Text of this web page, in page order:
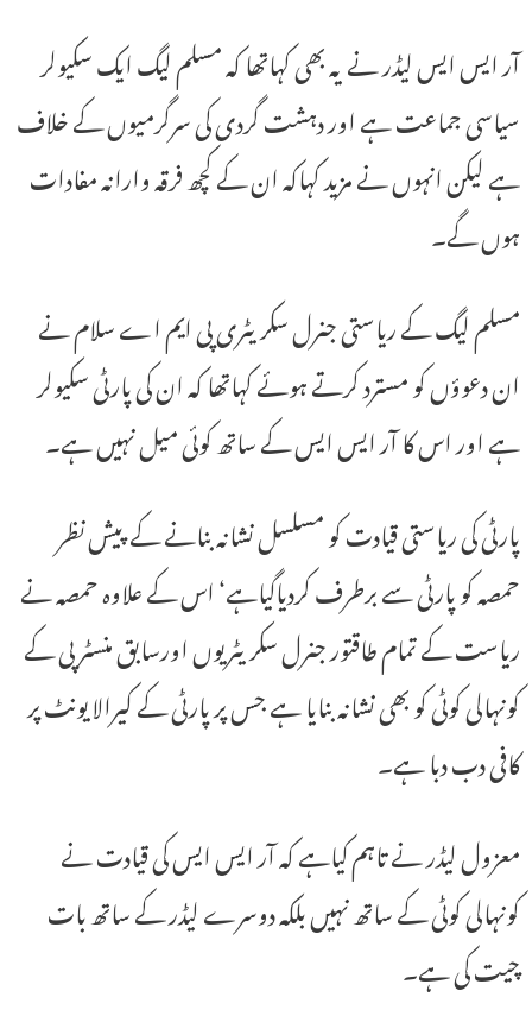
آر ایس ایس لیڈر نے یہ بھی کہاتھا کہ مسلم لیگ ایک سکیولر
سیاسی جماعت ہے اور دہشت گردی کی سرگرمیوں کے خلاف
ہے لیکن انہوں نے مزید کہاکہ ان کے کچھ فرقہ وارانہ مفادات
ہوں گے۔
مسلم لیگ کے ریاستی جنرل سکریٹری پی ایم اے سلام نے
ان دعوؤں کو مسترد کرتے ہوئے کہاتھا کہ ان کی پارٹی سکیولر
ہے اور اس کا آر ایس ایس کے ساتھ کوئی میل نہیں ہے۔
پارٹی کی ریاستی قیادت کو مسلسل نشانہ بنانے کے پیش نظر
حمصہ کو پارٹی سے برطرف کردیاگیاہے‘ اس کے علاوہ حمصہ نے
ریاست کے تمام طاقتور جنرل سکریٹریوں اورسابق منسٹر پی کے
کونہالی کوٹی کو بھی نشانہ بنایا ہے جس پر پارٹی کے کیرالا یونٹ پر
کافی دب دبا ہے۔
معزول لیڈر نے تاہم کیاہے کہ آر ایس ایس کی قیادت نے
کونہالی کوٹی کے ساتھ نہیں بلکہ دوسرے لیڈر کے ساتھ بات
چیت کی ہے۔